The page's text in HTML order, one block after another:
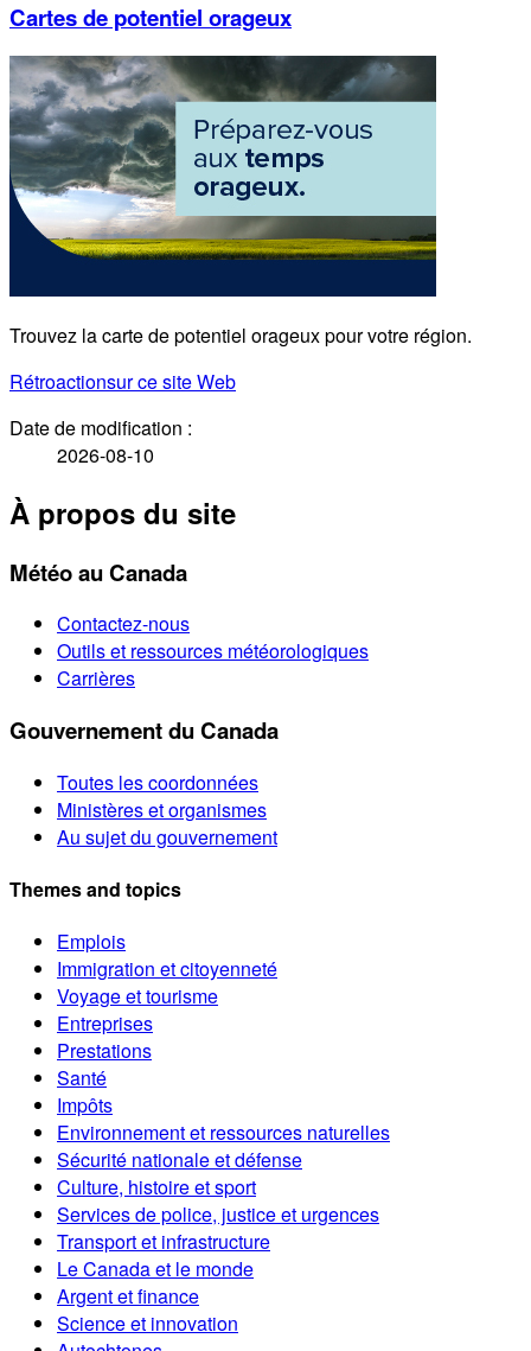
Cartes de potentiel orageux
Trouvez la carte de potentiel orageux pour votre région.
Rétroactionsur ce site Web
Date de modification :
2026-08-10
À propos du site
Météo au Canada
Contactez-nous
Outils et ressources météorologiques
Carrières
Gouvernement du Canada
Toutes les coordonnées
Ministères et organismes
Au sujet du gouvernement
Themes and topics
Emplois
Immigration et citoyenneté
Voyage et tourisme
Entreprises
Prestations
Santé
Impôts
Environnement et ressources naturelles
Sécurité nationale et défense
Culture, histoire et sport
Services de police, justice et urgences
Transport et infrastructure
Le Canada et le monde
Argent et finance
Science et innovation